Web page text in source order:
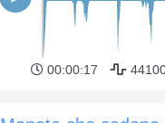
00:00:17